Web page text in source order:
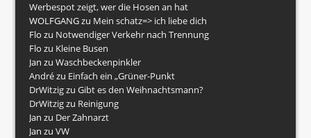
Werbespot zeigt, wer die Hosen an hat
WOLFGANGzu Mein schatz=> ich liebe dich
Flo zu Notwendiger Verkehr nach Trennung
Flo zu Kleine Busen
Jan zuWaschbeckenpinkler
Andrézu Einfach ein „Grüner-Punkt
DrWitzigzuGibt es den Weihnachtsmann?
DrWitzigzu Reinigung
Jan zu Der Zahnarzt
Jan zuVW